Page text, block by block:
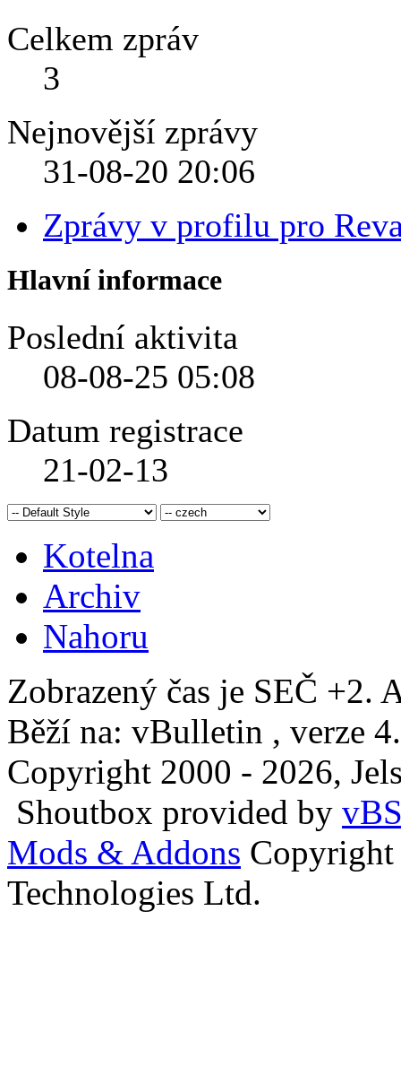
Celkem zpráv
3
Nejnovější zprávy
31-08-20 20:06
Zprávy v profilu pro
Hlavní informace
Poslední aktivita
08-08-25 05:08
Datum registrace
21-02-13
Kotelna
Archiv
Nahoru
Zobrazený čas je SEČ +2.
Běží na: vBulletin , verze
Copyright 2000 - 2026,
Shoutbox provided by
Mods & Addons
Technologies Ltd.